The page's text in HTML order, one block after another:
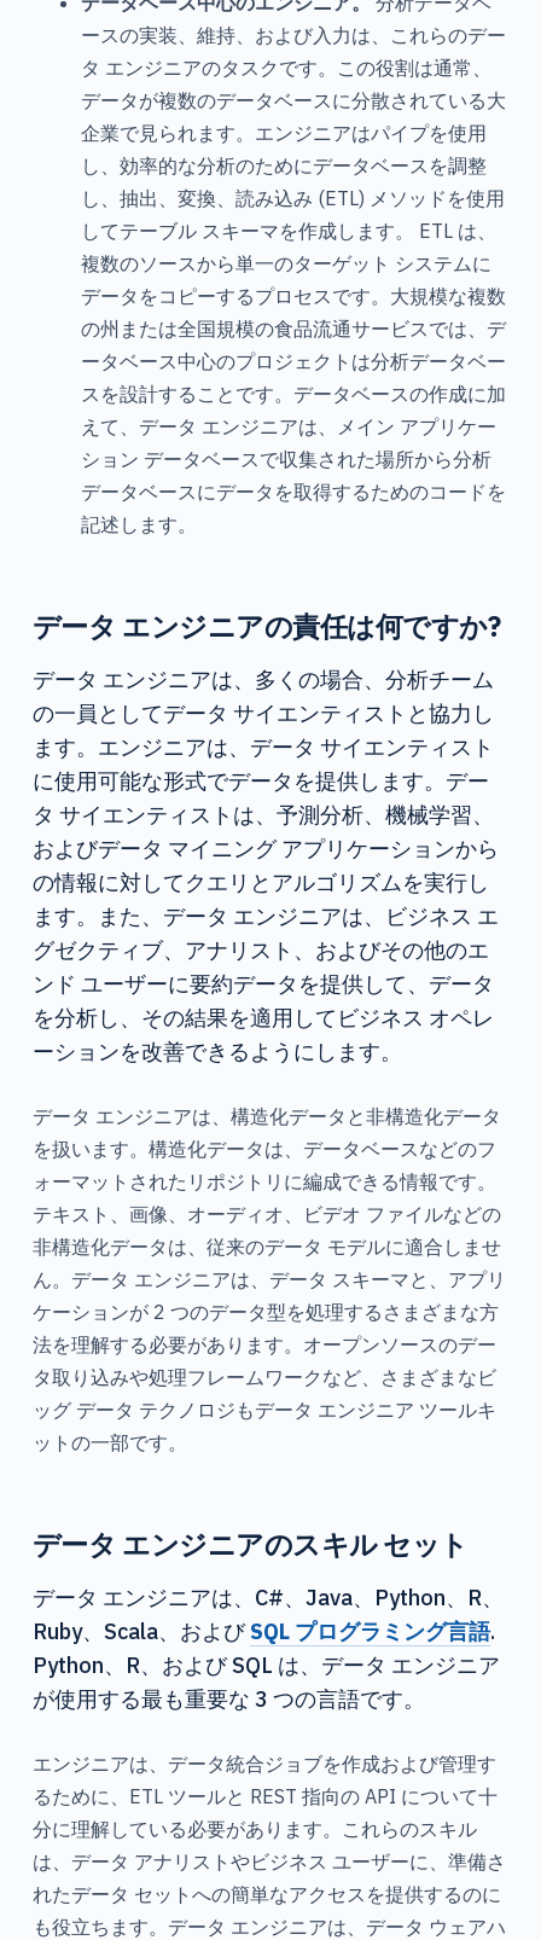
ースの実装、維持、および入力は、これらのデー
タ エンジニアのタスクです。この役割は通常、
データが複数のデータベースに分散されている大
企業で見られます。エンジニアはパイプを使用
し、効率的な分析のためにデータベースを調整
し、抽出、変換、読み込み (ETL) メソッドを使用
してテーブル スキーマを作成します。 ETL は、
複数のソースから単一のターゲット システムに
データをコピーするプロセスです。大規模な複数
の州または全国規模の食品流通サービスでは、デ
ータベース中心のプロジェクトは分析データベー
スを設計することです。データベースの作成に加
えて、データ エンジニアは、メイン アプリケー
ション データベースで収集された場所から分析
データベースにデータを取得するためのコードを
記述します。
データ エンジニアの責任は何ですか?
データ エンジニアは、多くの場合、分析チーム
の一員としてデータ サイエンティストと協力し
ます。エンジニアは、データ サイエンティスト
に使用可能な形式でデータを提供します。デー
タ サイエンティストは、予測分析、機械学習、
およびデータ マイニング アプリケーションから
の情報に対してクエリとアルゴリズムを実行し
ます。また、データ エンジニアは、ビジネス エ
グゼクティブ、アナリスト、およびその他のエ
ンド ユーザーに要約データを提供して、データ
を分析し、その結果を適用してビジネス オペレ
ーションを改善できるようにします。
データ エンジニアは、構造化データと非構造化データ
を扱います。構造化データは、データベースなどのフ
ォーマットされたリポジトリに編成できる情報です。
テキスト、画像、オーディオ、ビデオ ファイルなどの
非構造化データは、従来のデータ モデルに適合しませ
ん。データ エンジニアは、データ スキーマと、アプリ
ケーションが 2 つのデータ型を処理するさまざまな方
法を理解する必要があります。オープンソースのデー
タ取り込みや処理フレームワークなど、さまざまなビ
ッグ データ テクノロジもデータ エンジニア ツールキ
ットの一部です。
データ エンジニアのスキル セット
データ エンジニアは、C#、Java、Python、R、
Ruby、Scala、およびSQL プログラミング言語.
Python、R、および SQL は、データ エンジニア
が使用する最も重要な 3 つの言語です。
エンジニアは、データ統合ジョブを作成および管理す
るために、ETL ツールと REST 指向の API について十
分に理解している必要があります。これらのスキル
は、データ アナリストやビジネス ユーザーに、準備さ
れたデータ セットへの簡単なアクセスを提供するのに
も役立ちます。データ エンジニアは、データ ウェアハ